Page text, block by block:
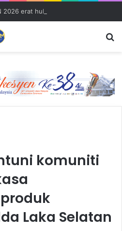
komuniti
Laka Selatan